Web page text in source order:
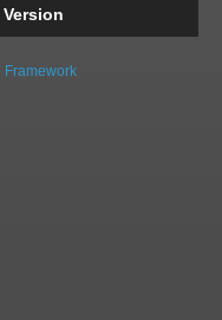
Framework